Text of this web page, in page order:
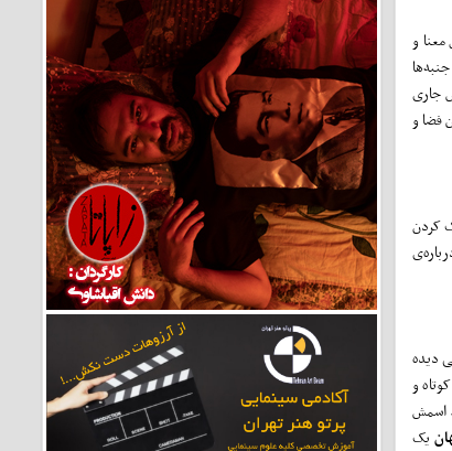
و
جاری
فضا و
کردن
دیده
کوتاه و
اسمش
یک